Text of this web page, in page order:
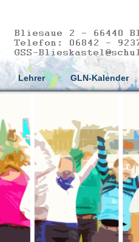
Lehrer GLN-Kalender